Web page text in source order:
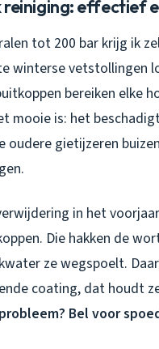
effectief
tot 200 bar krijg ik
winterse vetstollingen
bereiken elke
mooie is: het
oudere gietijzeren
in het
Die hakken de
ze wegspoelt.
coating, dat houdt
Bel voor